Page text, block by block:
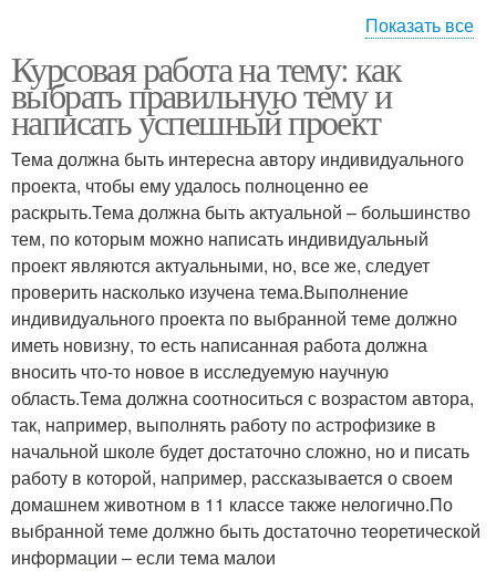
определенную тему
дипломной работе
Работы перед сдачей
Показать все
Курсовая работа на тему: как
выбрать правильную тему и
написать успешный проект
Тема должна быть интересна автору индивидуального
проекта, чтобы ему удалось полноценно ее
раскрыть.Тема должна быть актуальной – большинство
тем, по которым можно написать индивидуальный
проект являются актуальными, но, все же, следует
проверить насколько изучена тема.Выполнение
индивидуального проекта по выбранной теме должно
иметь новизну, то есть написанная работа должна
вносить что-то новое в исследуемую научную
область.Тема должна соотноситься с возрастом автора,
так, например, выполнять работу по астрофизике в
начальной школе будет достаточно сложно, но и писать
работу в которой, например, рассказывается о своем
домашнем животном в 11 классе также нелогично.По
выбранной теме должно быть достаточно теоретической
информации – если тема малои